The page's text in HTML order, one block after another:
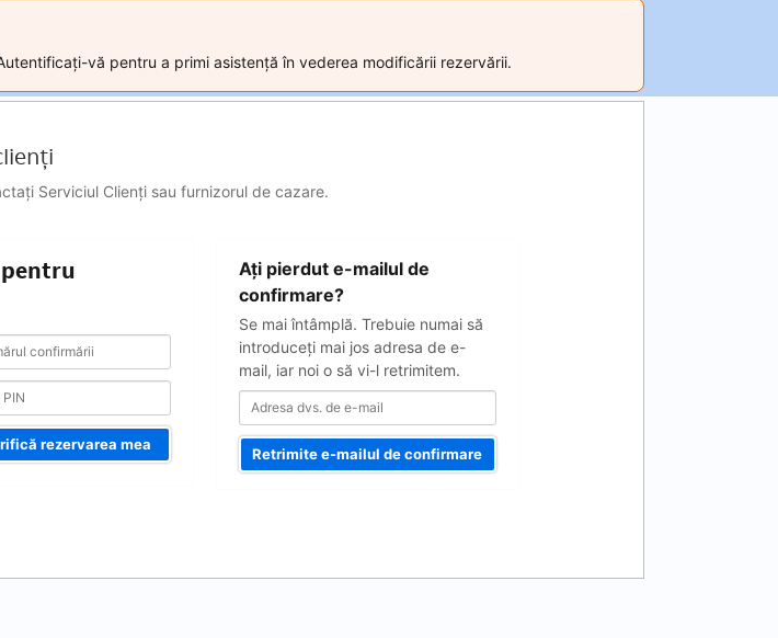
vă pentru a primi asistență în vederea modificării rezervării.
Serviciul Clienți sau furnizorul de cazare.
rezervarea mea
Aţi pierdut e-mailul de
confirmare?
Se mai întâmplă. Trebuie numai să
introduceţi mai jos adresa de e-
mail, iar noi o să vi-l retrimitem.
Retrimite e-mailul de confirmare